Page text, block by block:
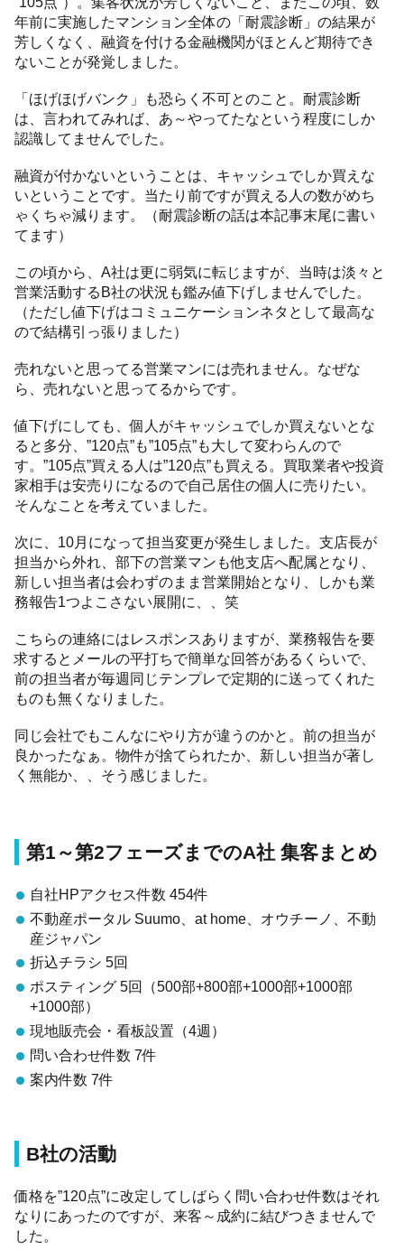
年前に実施したマンション全体の「耐震診断」の結果が
芳しくなく、融資を付ける金融機関がほとんど期待でき
ないことが発覚しました。
「ほげほげバンク」も恐らく不可とのこと。耐震診断
は、言われてみれば、あ～やってたなという程度にしか
認識してませんでした。
融資が付かないということは、キャッシュでしか買えな
いということです。当たり前ですが買える人の数がめち
ゃくちゃ減ります。（耐震診断の話は本記事末尾に書い
てます）
この頃から、A社は更に弱気に転じますが、当時は淡々と
営業活動するB社の状況も鑑み値下げしませんでした。
（ただし値下げはコミュニケーションネタとして最高な
ので結構引っ張りました）
売れないと思ってる営業マンには売れません。なぜな
ら、売れないと思ってるからです。
値下げにしても、個人がキャッシュでしか買えないとな
ると多分、”120点”も”105点”も大して変わらんので
す。”105点”買える人は”120点”も買える。買取業者や投資
家相手は安売りになるので自己居住の個人に売りたい。
そんなことを考えていました。
次に、10月になって担当変更が発生しました。支店長が
担当から外れ、部下の営業マンも他支店へ配属となり、
新しい担当者は会わずのまま営業開始となり、しかも業
務報告1つよこさない展開に、、笑
こちらの連絡にはレスポンスありますが、業務報告を要
求するとメールの平打ちで簡単な回答があるくらいで、
前の担当者が毎週同じテンプレで定期的に送ってくれた
ものも無くなりました。
同じ会社でもこんなにやり方が違うのかと。前の担当が
良かったなぁ。物件が捨てられたか、新しい担当が著し
く無能か、、そう感じました。
第1～第2フェーズまでのA社 集客まとめ
自社HPアクセス件数 454件
不動産ポータル Suumo、at home、オウチーノ、不動
産ジャパン
折込チラシ 5回
ポスティング 5回（500部+800部+1000部+1000部
+1000部）
現地販売会・看板設置（4週）
問い合わせ件数 7件
案内件数 7件
B社の活動
価格を”120点”に改定してしばらく問い合わせ件数はそれ
なりにあったのですが、来客～成約に結びつきませんで
した。